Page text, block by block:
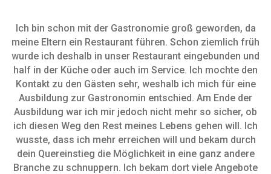
Ich bin schon mit der Gastronomie groß geworden, da
meine Eltern ein Restaurant führen. Schon ziemlich früh
wurde ich deshalb in unser Restaurant eingebunden und
half in der Küche oder auch im Service. Ich mochte den
Kontakt zu den Gästen sehr, weshalb ich mich für eine
Ausbildung zur Gastronomin entschied. Am Ende der
Ausbildung war ich mir jedoch nicht mehr so sicher, ob
ich diesen Weg den Rest meines Lebens gehen will. Ich
wusste, dass ich mehr erreichen will und bekam durch
dein Quereinstieg die Möglichkeit in eine ganz andere
Branche zu schnuppern. Ich bekam dort viele Angebote